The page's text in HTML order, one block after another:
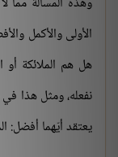
الأولى والأكمل
هل هم الملائكة
نفعله، ومثل هذا في
يعتقد أيّهما أفضل: